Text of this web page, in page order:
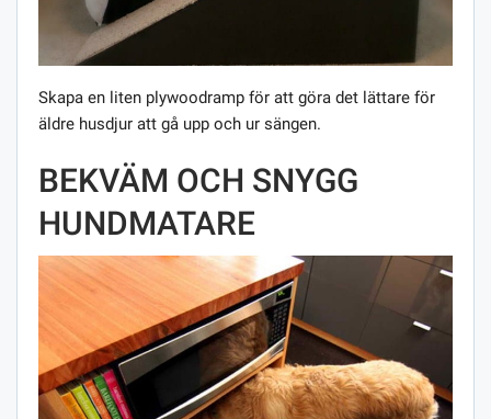
Skapa en liten plywoodramp för att göra det lättare för
äldre husdjur att gå upp och ur sängen.
BEKVÄM OCH SNYGG
HUNDMATARE